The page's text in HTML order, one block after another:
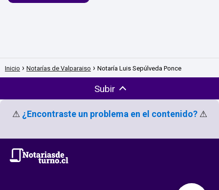
Inicio Notarías de Valparaiso Notaría Luis Sepúlveda Ponce
Subir
⚠ ¿Encontraste un problema en el contenido? ⚠